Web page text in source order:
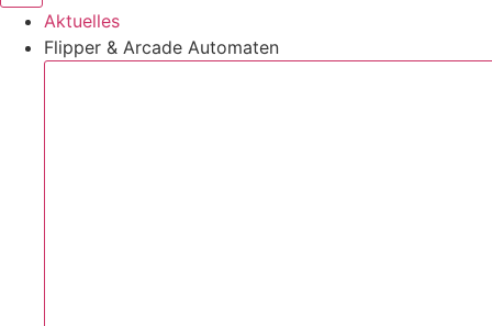
Aktuelles
Flipper & Arcade Automaten